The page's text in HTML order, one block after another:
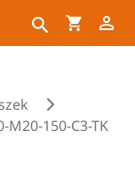
M20-150-C3-TK